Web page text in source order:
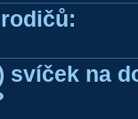
svíček na